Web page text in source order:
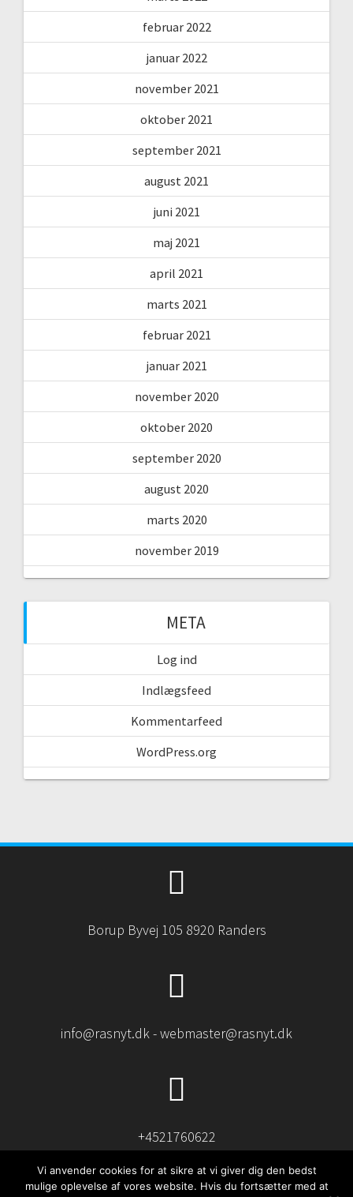
februar 2022
januar 2022
november 2021
oktober 2021
september 2021
august 2021
juni 2021
maj 2021
april 2021
marts 2021
februar 2021
januar 2021
november 2020
oktober 2020
september 2020
august 2020
marts 2020
november 2019
META
Log ind
Indlægsfeed
Kommentarfeed
WordPress.org
Borup Byvej 105 8920 Randers
info@rasnyt.dk - webmaster@rasnyt.dk
+4521760622
Vi anvender cookies for at sikre at vi giver dig den bedst
mulige oplevelse af vores website. Hvis du fortsætter med at